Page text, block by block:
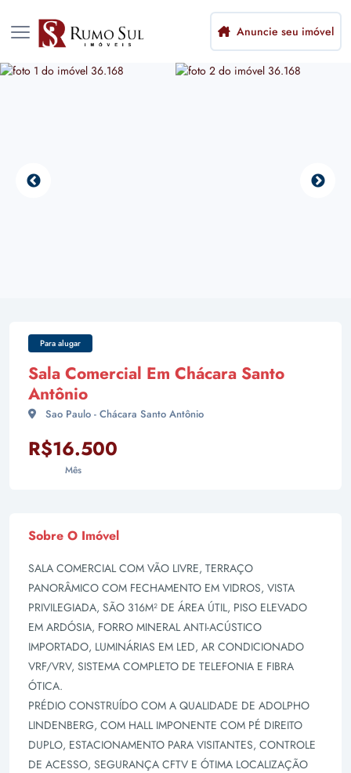
Anuncie seu imóvel
Para alugar
Sala Comercial Em Chácara Santo
Antônio
Sao Paulo - Chácara Santo Antônio
R$16.500
Mês
Sobre O Imóvel
SALA COMERCIAL COM VÃO LIVRE, TERRAÇO
PANORÂMICO COM FECHAMENTO EM VIDROS, VISTA
PRIVILEGIADA, SÃO 316M² DE ÁREA ÚTIL, PISO ELEVADO
EM ARDÓSIA, FORRO MINERAL ANTI-ACÚSTICO
IMPORTADO, LUMINÁRIAS EM LED, AR CONDICIONADO
VRF/VRV, SISTEMA COMPLETO DE TELEFONIA E FIBRA
ÓTICA.
PRÉDIO CONSTRUÍDO COM A QUALIDADE DE ADOLPHO
LINDENBERG, COM HALL IMPONENTE COM PÉ DIREITO
DUPLO, ESTACIONAMENTO PARA VISITANTES, CONTROLE
DE ACESSO, SEGURANÇA CFTV E ÓTIMA LOCALIZAÇÃO